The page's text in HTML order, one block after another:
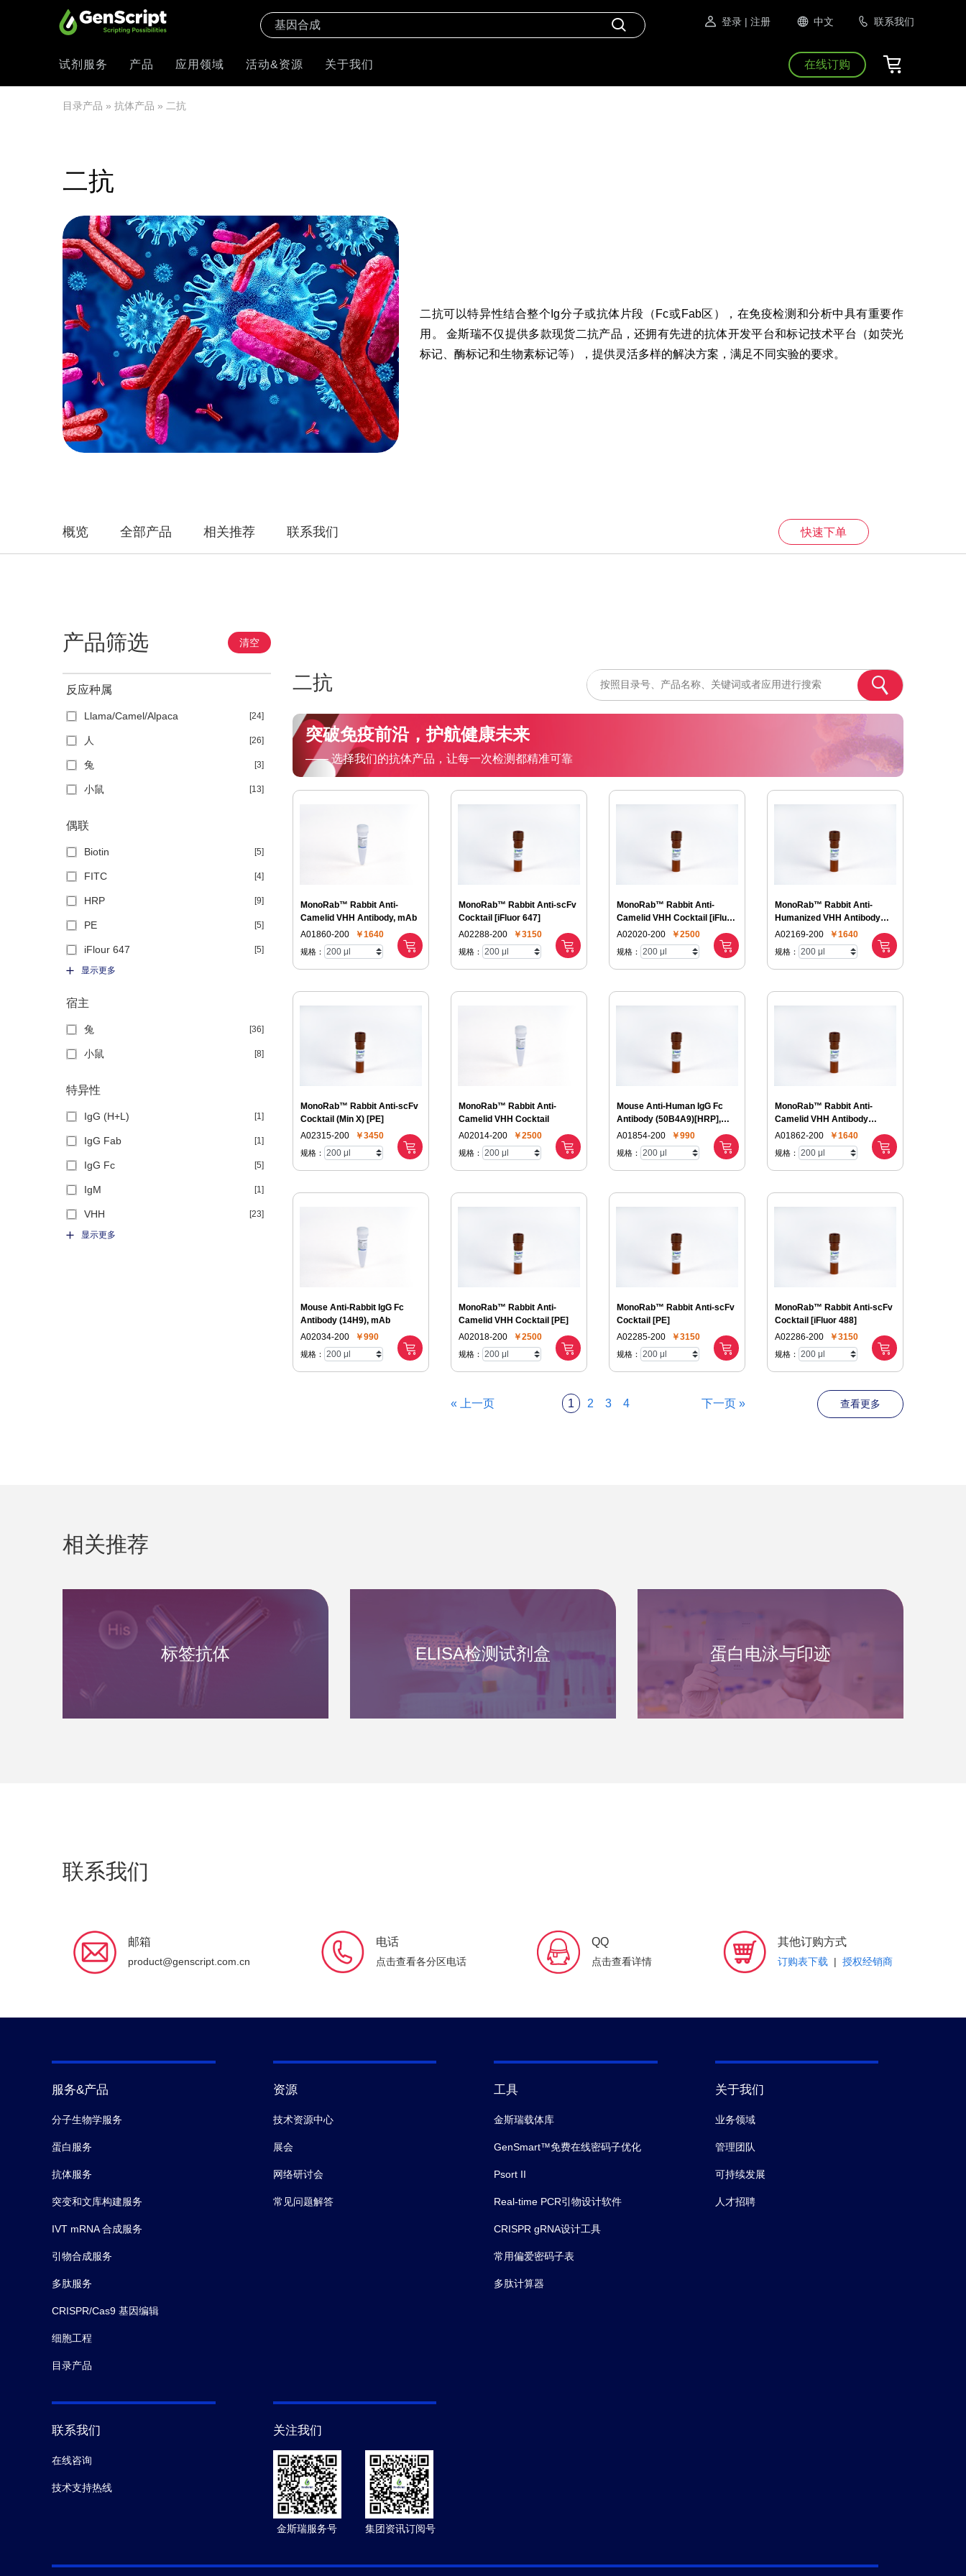
登录 | 注册 中文 联系我们
试剂服务 产品 应用领域 活动&资源 关于我们 在线订购
目录产品 » 抗体产品 » 二抗
二抗
二抗可以特异性结合整个Ig分子或抗体片段（Fc或Fab区），在免疫检测和分析中具有重要作
用。 金斯瑞不仅提供多款现货二抗产品，还拥有先进的抗体开发平台和标记技术平台（如荧光
标记、酶标记和生物素标记等），提供灵活多样的解决方案，满足不同实验的要求。
概览 全部产品 相关推荐 联系我们 快速下单
产品筛选 清空
反应种属
Llama/Camel/Alpaca [24]
人 [26]
兔 [3]
小鼠 [13]
偶联
Biotin [5]
FITC [4]
HRP [9]
PE [5]
iFlour 647 [5]
显示更多
宿主
兔 [36]
小鼠 [8]
特异性
IgG (H+L) [1]
IgG Fab [1]
IgG Fc [5]
IgM [1]
VHH [23]
显示更多
二抗
突破免疫前沿，护航健康未来
—— 选择我们的抗体产品，让每一次检测都精准可靠
MonoRab™ Rabbit Anti-
Camelid VHH Antibody, mAb
A01860-200
￥1640
规格：
MonoRab™ Rabbit Anti-scFv
Cocktail [iFluor 647]
A02288-200
￥3150
规格：
MonoRab™ Rabbit Anti-
Camelid VHH Cocktail [iFluor
555]
A02020-200 ￥2500
规格：
MonoRab™ Rabbit Anti-
Humanized VHH Antibody
[iFluor 555], mAb
A02169-200 ￥1640
规格：
MonoRab™ Rabbit Anti-scFv
Cocktail (Min X) [PE]
A02315-200
￥3450
规格：
MonoRab™ Rabbit Anti-
Camelid VHH Cocktail
A02014-200
￥2500
规格：
Mouse Anti-Human IgG Fc
Antibody (50B4A9)[HRP],
mAb
A01854-200 ￥990
规格：
MonoRab™ Rabbit Anti-
Camelid VHH Antibody
[iFluor488], mAb
A01862-200 ￥1640
规格：
Mouse Anti-Rabbit IgG Fc
Antibody (14H9), mAb
A02034-200
￥990
规格：
MonoRab™ Rabbit Anti-
Camelid VHH Cocktail [PE]
A02018-200
￥2500
规格：
MonoRab™ Rabbit Anti-scFv
Cocktail [PE]
A02285-200
￥3150
规格：
MonoRab™ Rabbit Anti-scFv
Cocktail [iFluor 488]
A02286-200
￥3150
规格：
« 上一页 1 2 3 4 下一页 » 查看更多
相关推荐
标签抗体 ELISA检测试剂盒 蛋白电泳与印迹
联系我们
邮箱
product@genscript.com.cn
电话
点击查看各分区电话
QQ
点击查看详情
其他订购方式
订购表下载| 授权经销商
服务&产品
分子生物学服务
蛋白服务
抗体服务
突变和文库构建服务
IVT mRNA 合成服务
引物合成服务
多肽服务
CRISPR/Cas9 基因编辑
细胞工程
目录产品
资源
技术资源中心
展会
网络研讨会
常见问题解答
工具
金斯瑞载体库
GenSmart™免费在线密码子优化
Psort II
Real-time PCR引物设计软件
CRISPR gRNA设计工具
常用偏爱密码子表
多肽计算器
关于我们
业务领域
管理团队
可持续发展
人才招聘
联系我们
在线咨询
技术支持热线
关注我们
金斯瑞服务号 集团资讯订阅号